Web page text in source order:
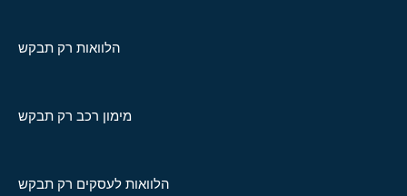
הלוואות רק תבקש
מימון רכב רק תבקש
הלוואות לעסקים רק תבקש